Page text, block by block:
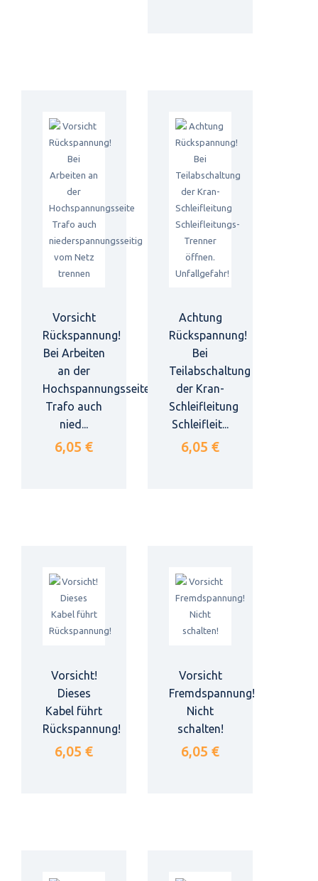
Vorsicht
Rückspannung!
Bei Arbeiten
an der
Hochspannungsseite
Trafo auch
nied...
6,05 €
Achtung
Rückspannung!
Bei
Teilabschaltung
der Kran-
Schleifleitung
Schleifleit...
6,05 €
Vorsicht!
Dieses
Kabel führt
Rückspannung!
6,05 €
Vorsicht
Fremdspannung!
Nicht
schalten!
6,05 €